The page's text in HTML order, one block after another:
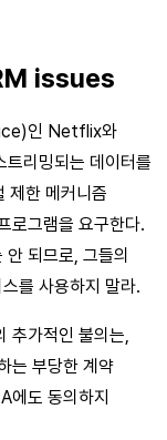
issues
인 Netflix와
리밍되는 데이터를
제한 메커니즘
로그램을 요구한다.
되므로, 그들의
를 사용하지 말라.
추가적인 불의는,
는 부당한 계약
에도 동의하지